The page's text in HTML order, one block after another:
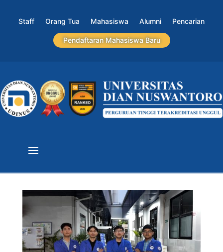
Staff Orang Tua Mahasiswa Alumni Pencarian
Pendaftaran Mahasiswa Baru